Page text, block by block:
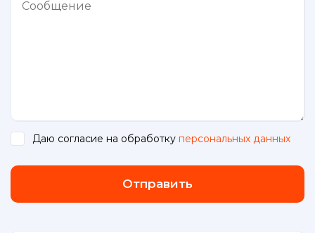
Даю согласие на обработку персональных данных
Отправить